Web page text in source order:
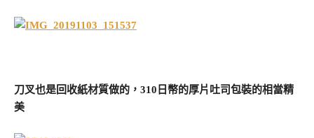
刀叉也是回收紙材質做的，310日幣的厚片吐司包裝的相當精
美